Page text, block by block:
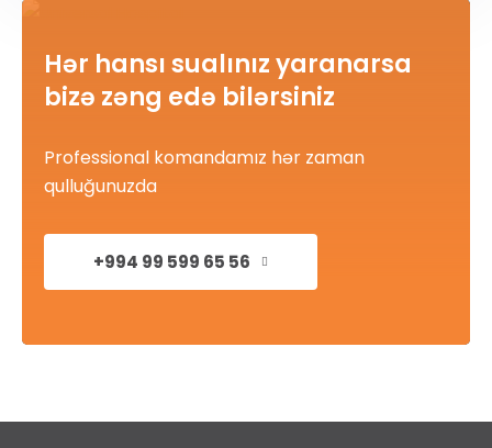
Hər hansı sualınız yaranarsa
bizə zəng edə bilərsiniz
Professional komandamız hər zaman
qulluğunuzda
+994 99 599 65 56